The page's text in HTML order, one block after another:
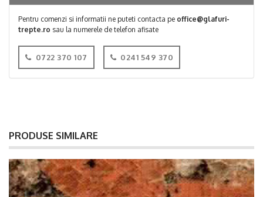
Pentru comenzi si informatii ne puteti contacta pe office@glafuri-
trepte.ro sau la numerele de telefon afisate
0722 370 107 0241 549 370
PRODUSE SIMILARE